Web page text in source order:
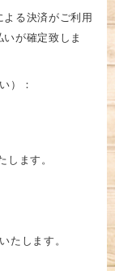
る決済がご利用
が確定致しま
）：
します。
たします。